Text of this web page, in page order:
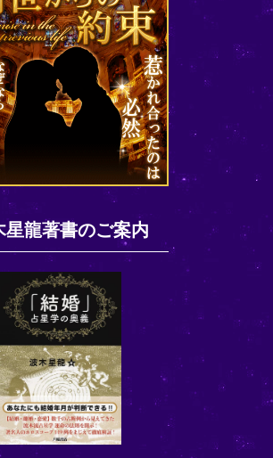
星龍著書のご案内